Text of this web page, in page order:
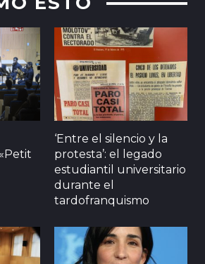
‘Entre el silencio y la
protesta’: el legado
estudiantil universitario
durante el
tardofranquismo